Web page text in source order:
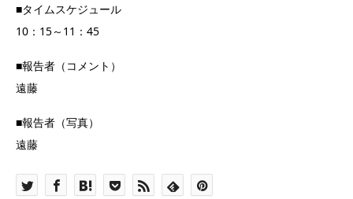
■タイムスケジュール
10：15～11：45
■報告者（コメント）
遠藤
■報告者（写真）
遠藤